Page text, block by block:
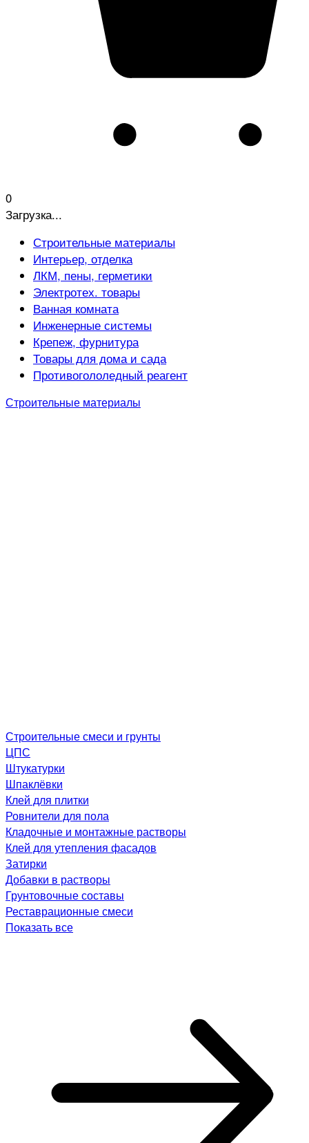
0
Загрузка...
Строительные материалы
Интерьер, отделка
ЛКМ, пены, герметики
Электротех. товары
Ванная комната
Инженерные системы
Крепеж, фурнитура
Товары для дома и сада
Противогололедный реагент
Строительные материалы
Строительные смеси и грунты
ЦПС
Штукатурки
Шпаклёвки
Клей для плитки
Ровнители для пола
Кладочные и монтажные растворы
Клей для утепления фасадов
Затирки
Добавки в растворы
Грунтовочные составы
Реставрационные смеси
Показать все